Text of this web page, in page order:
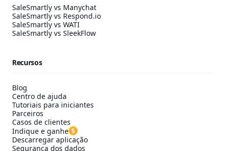
SaleSmartly vs Manychat
SaleSmartly vs Respond.io
SaleSmartly vs WATI
SaleSmartly vs SleekFlow
Recursos
Blog
Centro de ajuda
Tutoriais para iniciantes
Parceiros
Casos de clientes
Indique e ganhe
Descarregar aplicação
Segurança dos dados